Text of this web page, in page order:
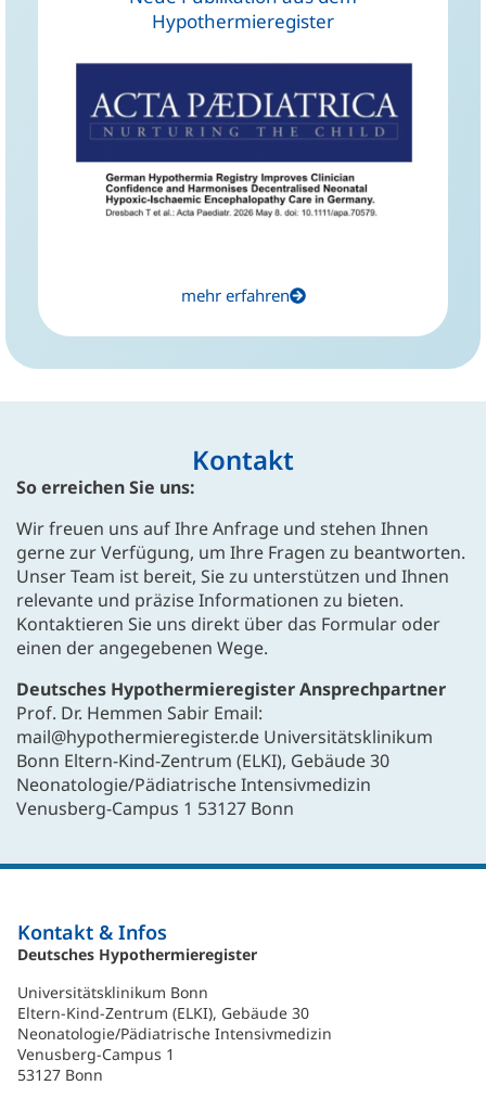
Hypothermieregister
mehr erfahren
Kontakt
So erreichen Sie uns:
Wir freuen uns auf Ihre Anfrage und stehen Ihnen
gerne zur Verfügung, um Ihre Fragen zu beantworten.
Unser Team ist bereit, Sie zu unterstützen und Ihnen
relevante und präzise Informationen zu bieten.
Kontaktieren Sie uns direkt über das Formular oder
einen der angegebenen Wege.
Deutsches Hypothermieregister Ansprechpartner
Prof. Dr. Hemmen Sabir Email:
mail@hypothermieregister.de Universitätsklinikum
Bonn Eltern-Kind-Zentrum (ELKI), Gebäude 30
Neonatologie/Pädiatrische Intensivmedizin
Venusberg-Campus 1 53127 Bonn
Kontakt & Infos
Deutsches Hypothermieregister
Universitätsklinikum Bonn
Eltern-Kind-Zentrum (ELKI), Gebäude 30
Neonatologie/Pädiatrische Intensivmedizin
Venusberg-Campus 1
53127 Bonn